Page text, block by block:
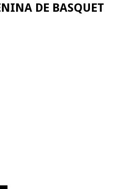
DE BASQUET